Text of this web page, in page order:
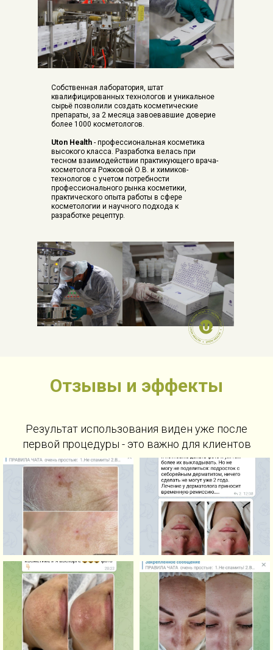
Собственная лаборатория, штат
квалифицированных технологов и уникальное
сырьё позволили создать косметические
препараты, за 2 месяца завоевавшие доверие
более 1000 косметологов.
Uton Health - профессиональная косметика
высокого класса. Разработка велась при
тесном взаимодействии практикующего врача-
косметолога Рожковой О.В. и химиков-
технологов с учетом потребности
профессионального рынка косметики,
практического опыта работы в сфере
косметологии и научного подхода к
разработке рецептур.
Отзывы и эффекты
Результат использования виден уже после
первой процедуры - это важно для клиентов